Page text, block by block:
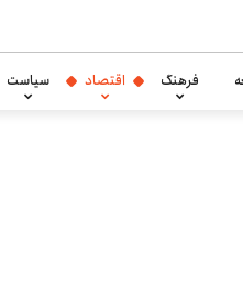
فرهنگ اقتصاد سیاست